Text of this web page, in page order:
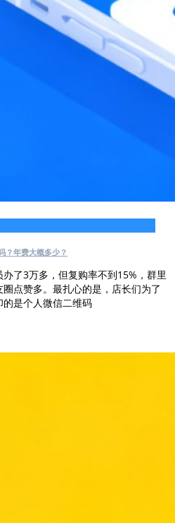
？年费大概多少？
了3万多，但复购率不到15%，群里
点赞多。最扎心的是，店长们为了
是个人微信二维码